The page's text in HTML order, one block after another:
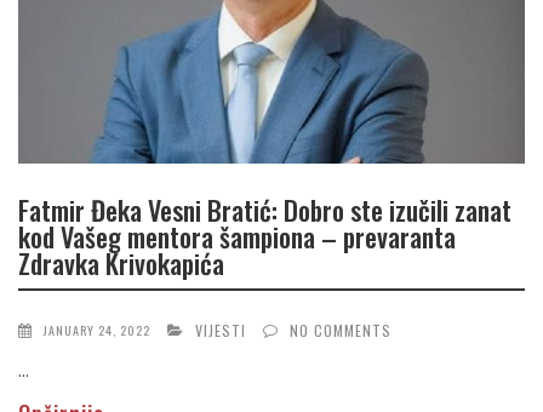
Fatmir Đeka Vesni Bratić: Dobro ste izučili zanat
kod Vašeg mentora šampiona – prevaranta
Zdravka Krivokapića
JANUARY 24, 2022 VIJESTI NO COMMENTS
...